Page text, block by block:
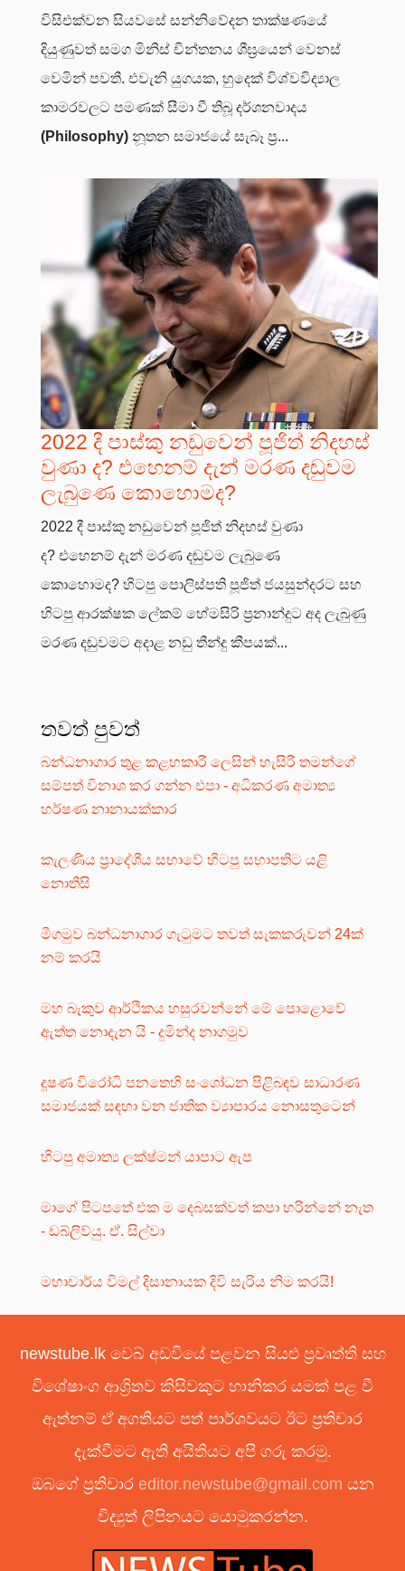
විසිඑක්වන සියවසේ සන්නිවේදන තාක්ෂණයේ
දියුණුවත් සමග මිනිස් චින්තනය ශීඝ්‍රයෙන් වෙනස්
වෙමින් පවතී. එවැනි යුගයක, හුදෙක් විශ්වවිද්‍යාල
කාමරවලට පමණක් සීමා වී තිබූ දර්ශනවාදය
(Philosophy) නූතන සමාජයේ සැබෑ ප්‍ර...
2022 දී පාස්කු නඩුවෙන් පූජිත් නිදහස්
වුණා ද? එහෙනම් දැන් මරණ දඬුවම
ලැබුණෙ කොහොමද?
2022 දී පාස්කු නඩුවෙන් පූජිත් නිදහස් වුණා
ද? එහෙනම් දැන් මරණ දඬුවම ලැබුණෙ
කොහොමද? හිටපු පොලිස්පති පූජිත් ජයසුන්දරට සහ
හිටපු ආරක්ෂක ලේකම් හේමසිරි ප්‍රනාන්දුට අද ලැබුණු
මරණ දඬුවමට අදාළ නඩු තීන්දු කීපයක්...
තවත් පුවත්
බන්ධනාගාර තුළ කළහකාරී ලෙසින් හැසිරී තමන්ගේ
සම්පත් විනාශ කර ගන්න එපා - අධිකරණ අමාත්‍ය
හර්ෂණ නානායක්කාර
කැලණිය ප්‍රාදේශීය සභාවේ හිටපු සභාපතිට යළි
නොතීසි
මීගමුව බන්ධනාගාර ගැටුමට තවත් සැකකරුවන් 24ක්
නම් කරයි
මහ බැකුව ආර්ථිකය හසුරවන්නේ මේ පොළොවේ
ඇත්ත නොදැන යි - දුමින්ද නාගමුව
දූෂණ විරෝධි පනතෙහි සංශෝධන පිළිබඳව සාධාරණ
සමාජයක් සඳහා වන ජාතික ව්‍යාපාරය නොසතුටෙන්
හිටපු අමාත්‍ය ලක්ෂ්මන් යාපාට ඇප
මාගේ පිටපතේ එක ම දෙබසක්වත් කපා හරින්නේ නැත
- ඩබ්ලිව්යු. ඒ. සිල්වා
මහාචාර්ය විමල් දිසානායක දිවි සැරිය නිම කරයි!
newstube.lk වෙබ් අඩවියේ පළවන සියළු ප්‍රවෘත්ති සහ
විශේෂාංග ආශ්‍රිතව කිසිවකුට හානිකර යමක් පළ වී
ඇත්නම් ඒ අගතියට පත් පාර්ශවයට ඊට ප්‍රතිචාර
දැක්වීමට ඇති අයිතියට අපි ගරු කරමු.
ඔබගේ ප්‍රතිචාර editor.newstube@gmail.com යන
විද්‍යුත් ලිපිනයට යොමුකරන්න.